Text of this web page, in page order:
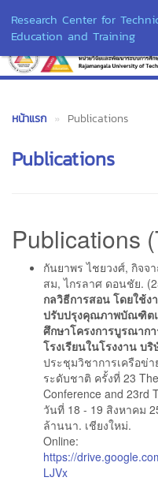
Research Center for
Education and Training
หน้าแรก Publications
Publications
Publications
กันยาพร ไชยวงศ์, กิจ
สม, ไกรลาศ ดอนชัย.
กลวิธีการสอน โดยใช้ง
ปรับปรุงคุณภาพบัณฑิต
ศึกษาโครงการบูรณาก
โรงเรียนในโรงงาน บ
ประชุมวิชาการเครือข่า
ระดับชาติ ครั้งที่ 23
Conference and 23rd
วันที่ 18 - 19 สิงหาคม
ล้านนา. เชียงใหม่.
Online:
https://
LJVx